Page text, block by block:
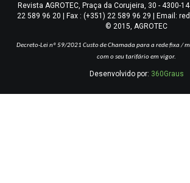
Revista AGROTEC, Praça da Corujeira, 30 - 4300-
22 589 96 20 | Fax : (+351) 22 589 96 29 | Email:
© 2015, AGROTEC
Decreto-Lei nº 59/2021 Custo de Chamada para a rede fixa /
com o seu tarifário em vigor.
Desenvolvido por: 360Graus